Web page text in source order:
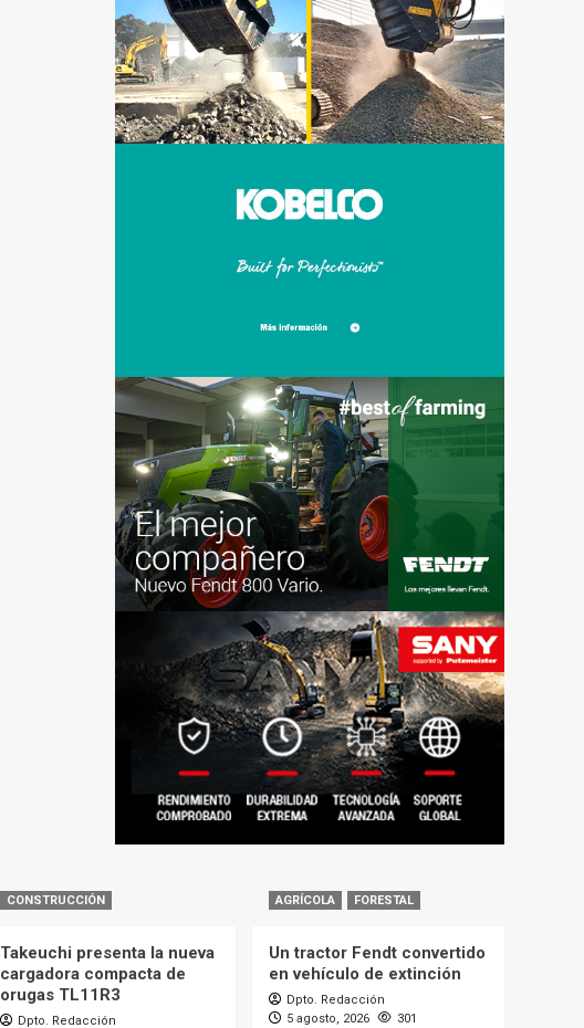
CONSTRUCCIÓN
Takeuchi presenta la nueva
cargadora compacta de
orugas TL11R3
Dpto. Redacción
AGRÍCOLA FORESTAL
Un tractor Fendt convertido
en vehículo de extinción
Dpto. Redacción
5 agosto, 2026
301